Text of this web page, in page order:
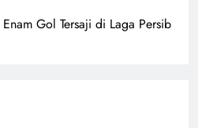
Gol Tersaji di Laga Persib